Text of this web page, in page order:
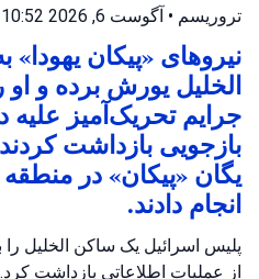
تروریسم • آگوست 6, 2026 at 10:52 ق.ظ
نیروهای «پیکان یهودا»
الخلیل یورش برده و
جرایم تحریک‌آمیز علیه
بازجویی بازداشت
یگان «پیکان» در منطقه
انجام دادند.
پلیس اسرائیل یک ساکن الخلیل
از عملیات اطلاعاتی بازداشت کرد.